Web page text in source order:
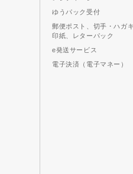
ゆうパック受付
郵便ポスト、切手・ハガ
印紙、レターパック
e発送サービス
電子決済（電子マネー）